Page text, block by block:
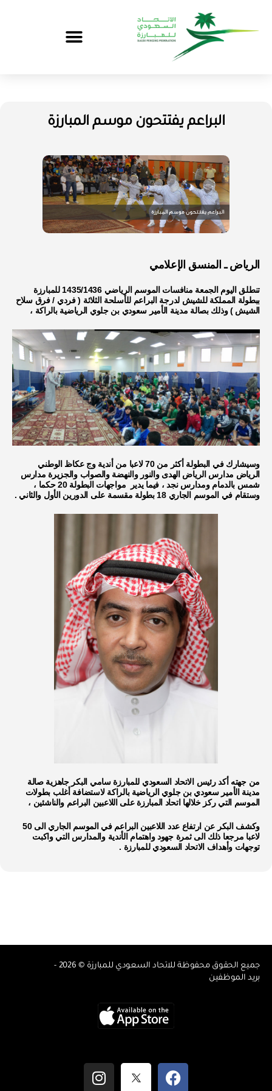
البراعم يفتتحون موسم المبارزة
الرياض ـ المنسق الإعلامي
تنطلق اليوم الجمعة منافسات الموسم الرياضي 1435/1436 للمبارزة
ببطولة المملكة للشيش لدرجة البراعم للأسلحة الثلاثة ( فردي / فرق سلاح
الشيش ) وذلك بصالة مدينة الأمير سعودي بن جلوي الرياضية بالراكة ،
وسيشارك في البطولة أكثر من 70 لاعبا من أندية وج عكاظ الوطني
الرياض مدارس الرياض الهدى والنور والنهضة والصواب والجزيرة مدارس
شمس بالدمام ومدارس نجد ، فيما يدير مواجهات البطولة 20 حكما ،
وستقام في الموسم الجاري 18 بطولة مقسمة على الدورين الأول والثاني .
من جهته أكد رئيس الاتحاد السعودي للمبارزة سامي البكر جاهزية صالة
مدينة الأمير سعودي بن جلوي الرياضية بالراكة لاستضافة أغلب بطولات
الموسم التي ركز خلالها اتحاد المبارزة على اللاعبين البراعم والناشئين ،
وكشف البكر عن ارتفاع عدد اللاعبين البراعم في الموسم الجاري الى 50
لاعبا مرجعا ذلك الى ثمرة جهود واهتمام الأندية والمدارس التي واكبت
توجهات وأهداف الاتحاد السعودي للمبارزة .
جميع الحقوق محفوظة للاتحاد السعودي للمبارزة © 2026 -
بريد الموظفين